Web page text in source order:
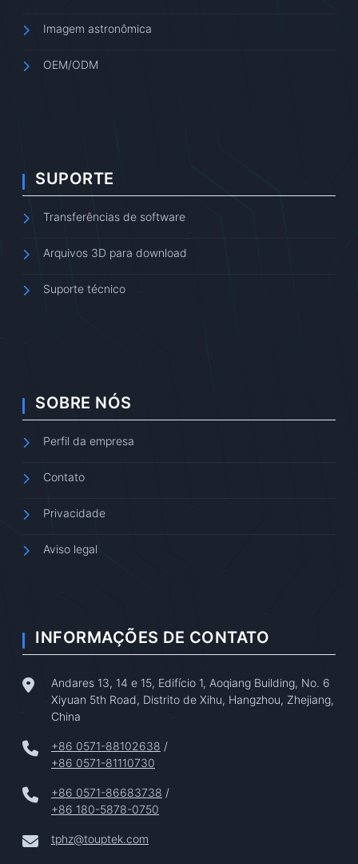
Imagem astronômica
OEM/ODM
SUPORTE
Transferências de software
Arquivos 3D para download
Suporte técnico
SOBRE NÓS
Perfil da empresa
Contato
Privacidade
Aviso legal
INFORMAÇÕES DE CONTATO
Andares 13, 14 e 15, Edifício 1, Aoqiang Building, No. 6
Xiyuan 5th Road, Distrito de Xihu, Hangzhou, Zhejiang,
China
+86 0571-88102638 /
+86 0571-81110730
+86 0571-86683738 /
+86 180-5878-0750
tphz@touptek.com